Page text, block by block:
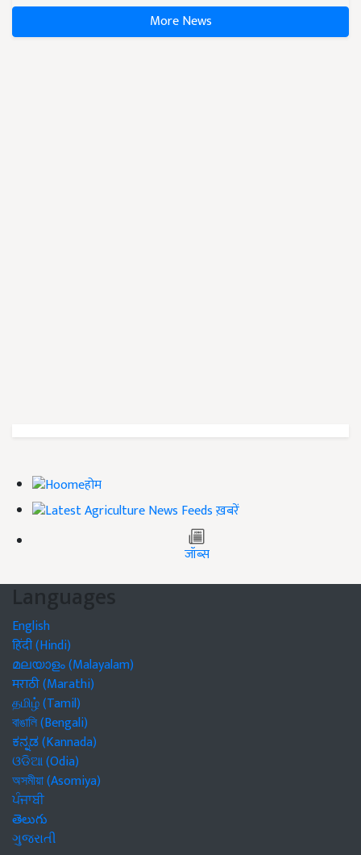
More News
होम
ख़बरें
जॉब्स
Languages
English
हिंदी (Hindi)
മലയാളം (Malayalam)
मराठी (Marathi)
தமிழ் (Tamil)
বাঙালি (Bengali)
ಕನ್ನಡ (Kannada)
ଓଡିଆ (Odia)
অসমীয়া (Asomiya)
ਪੰਜਾਬੀ
తెలుగు
ગુજરાતી